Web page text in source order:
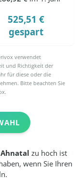
525,51 €
gespart
verwendet
und Richtigkeit der
für diese oder die
Bitte beachten Sie
Ahnatal zu hoch ist
wenn Sie Ihren